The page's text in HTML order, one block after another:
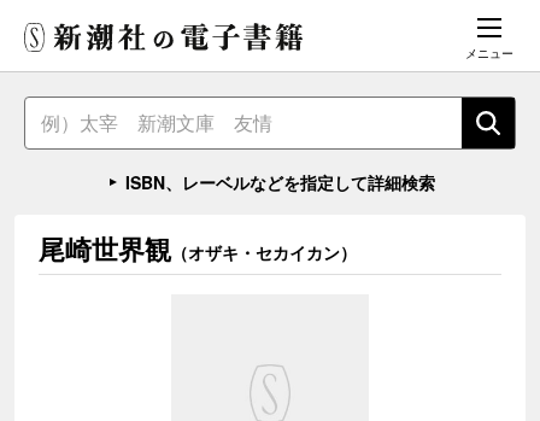
メニュー
ISBN、レーベルなどを指定して詳細検索
尾崎世界観（オザキ・セカイカン）